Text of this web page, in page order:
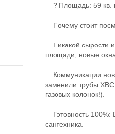
? Площадь: 59 кв.
Почему стоит
Никакой сырости и
площади, новые
Коммуникации
заменили трубы
газовых колонок!).
Готовность 100%:
сантехника.